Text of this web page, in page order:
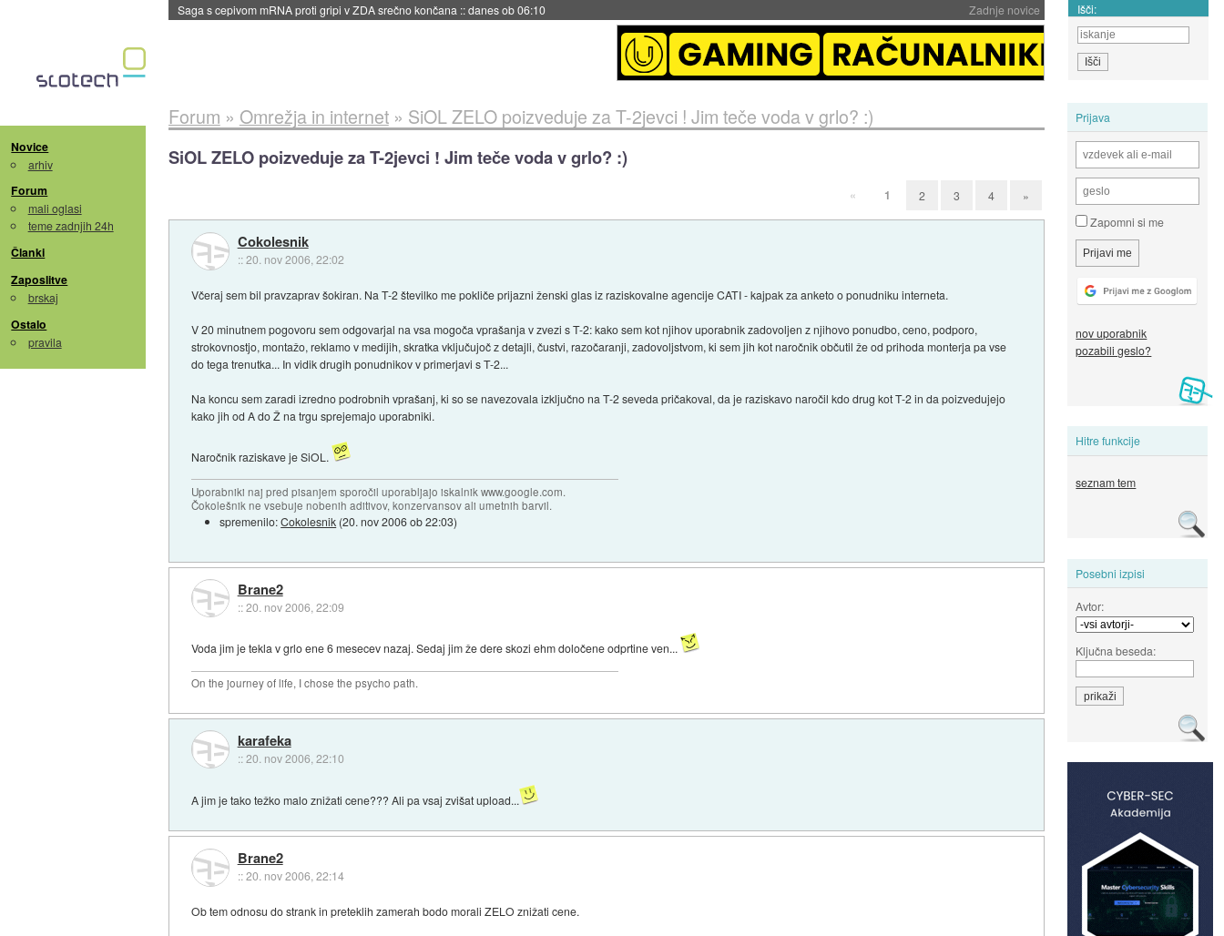
Zadnje novice
Saga s cepivom mRNA proti gripi v ZDA srečno končana ::danes ob 06:10 Išči:
Novice
arhiv
Forum
mali oglasi
teme zadnjih 24h
Članki
Zaposlitve
brskaj
Ostalo
pravila
Prijava
Zapomni si me
nov uporabnik
pozabili geslo?
Hitre funkcije
seznam tem
Posebni izpisi
Avtor:
Ključna beseda:
Forum » Omrežja in internet» SiOL ZELO poizveduje za T-2jevci ! Jim teče voda v grlo? :)
SiOL ZELO poizveduje za T-2jevci ! Jim teče voda v grlo? :)
« 1 2 3 4 »
Cokolesnik
::20. nov 2006, 22:02
Včeraj sem bil pravzaprav šokiran. Na T-2 številko me pokliče prijazni ženski glas iz raziskovalne agencije CATI - kajpak za anketo o ponudniku interneta.
V 20 minutnem pogovoru sem odgovarjal na vsa mogoča vprašanja v zvezi s T-2: kako sem kot njihov uporabnik zadovoljen z njihovo ponudbo, ceno, podporo,
strokovnostjo, montažo, reklamo v medijih, skratka vključujoč z detajli, čustvi, razočaranji, zadovoljstvom, ki sem jih kot naročnik občutil že od prihoda monterja pa vse
do tega trenutka... In vidik drugih ponudnikov v primerjavi s T-2...
Na koncu sem zaradi izredno podrobnih vprašanj, ki so se navezovala izključno na T-2 seveda pričakoval, da je raziskavo naročil kdo drug kot T-2 in da poizvedujejo
kako jih od A do Ž na trgu sprejemajo uporabniki.
Naročnik raziskave je SiOL.
Uporabniki naj pred pisanjem sporočil uporabljajo iskalnik www.google.com.
Čokolešnik ne vsebuje nobenih aditivov, konzervansov ali umetnih barvil.
spremenilo:Cokolesnik (20. nov 2006 ob 22:03)
Brane2
::20. nov 2006, 22:09
Voda jim je tekla v grlo ene 6 mesecev nazaj. Sedaj jim že dere skozi ehm določene odprtine ven...
On the journey of life, I chose the psycho path.
karafeka
::20. nov 2006, 22:10
A jim je tako težko malo znižati cene??? Ali pa vsaj zvišat upload...
Brane2
::20. nov 2006, 22:14
Ob tem odnosu do strank in preteklih zamerah bodo morali ZELO znižati cene.